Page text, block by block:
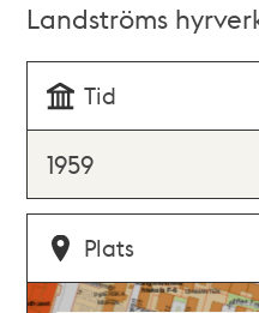
Landströms
Tid
1959
Plats